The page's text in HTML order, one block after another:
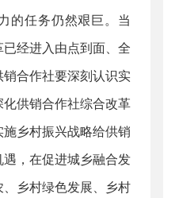
的任务仍然艰巨。当
经进入由点到面、全
合作社要深刻认识实
供销合作社综合改革
乡村振兴战略给供销
，在促进城乡融合发
乡村绿色发展、乡村